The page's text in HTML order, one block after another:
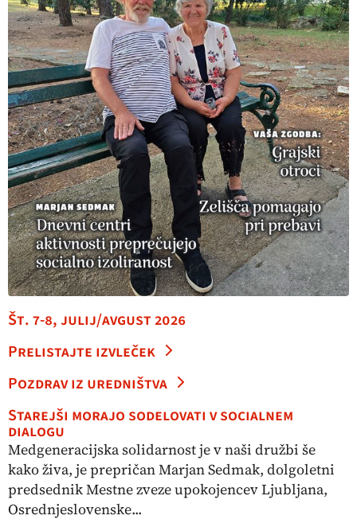
Št. 7-8, julij/avgust 2026
Prelistajte izvleček
Pozdrav iz uredništva
Starejši morajo sodelovati v socialnem
dialogu
Medgeneracijska solidarnost je v naši družbi še
kako živa, je prepričan Marjan Sedmak, dolgoletni
predsednik Mestne zveze upokojencev Ljubljana,
Osrednjeslovenske...